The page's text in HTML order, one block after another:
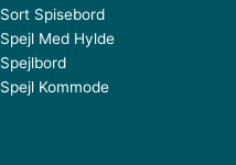
Sort Spisebord
Spejl Med Hylde
Spejlbord
Spejl Kommode